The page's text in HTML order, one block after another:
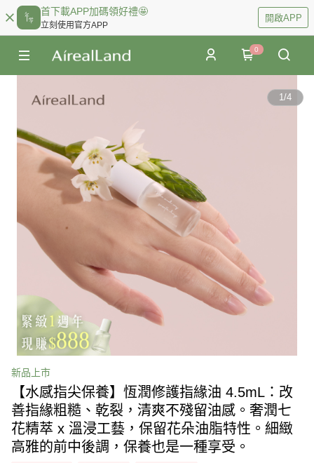
首下載APP加碼領好禮🤩
立刻使用官方APP
開啟APP
0
1/4
新品上市
【水感指尖保養】恆潤修護指緣油 4.5mL：改
善指緣粗糙、乾裂，清爽不殘留油感。奢潤七
花精萃 x 溫浸工藝，保留花朵油脂特性。細緻
高雅的前中後調，保養也是一種享受。